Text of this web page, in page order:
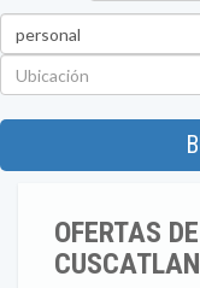
OFERTAS
CUSCATLAN